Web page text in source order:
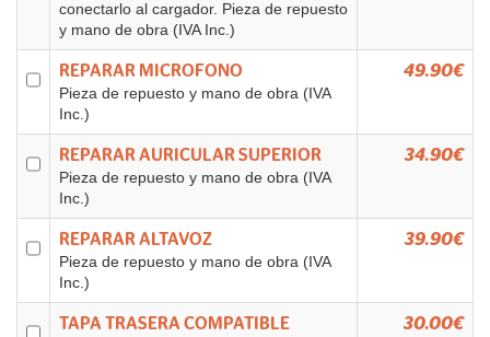
conectarlo al cargador. Pieza de repuesto
y mano de obra (IVA Inc.)
REPARAR MICROFONO
Pieza de repuesto y mano de obra (IVA
Inc.)
49.90€
REPARAR AURICULAR SUPERIOR
Pieza de repuesto y mano de obra (IVA
Inc.)
34.90€
REPARAR ALTAVOZ
Pieza de repuesto y mano de obra (IVA
Inc.)
39.90€
TAPA TRASERA COMPATIBLE 30.00€